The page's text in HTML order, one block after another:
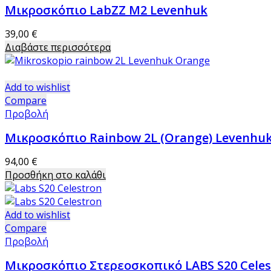
Μικροσκόπιο LabZZ Μ2 Levenhuk
39,00 €
Διαβάστε περισσότερα
Add to wishlist
Compare
Προβολή
Μικροσκόπιο Rainbow 2L (Orange)
94,00 €
Προσθήκη στο καλάθι
Add to wishlist
Compare
Προβολή
Μικροσκόπιο Στερεοσκοπικό LABS S20